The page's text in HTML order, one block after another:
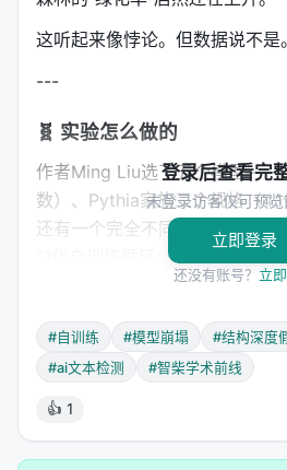
这听起来像悖论。但数据说不是。
---
🧬 实验怎么做的
作者Ming Liu选了五个模型
数）、Pythia家族三个规格（4.1
还有一个完全不同的OPT（13
11代自训练循环：让模型生成
模型 → 再用新模型生成文本……
然后选择17个语言特征，在每一
它们的出现频率。这些特征不
验之前就定好的。而且它们按"
深度0：表层标记——话语连
登录后查看完
未登录访客仅可预
立即登录
还没有账号？ 立
#自训练 #模型崩塌 #结构深度
#ai文本检测
#智柴学术前线
👍 1